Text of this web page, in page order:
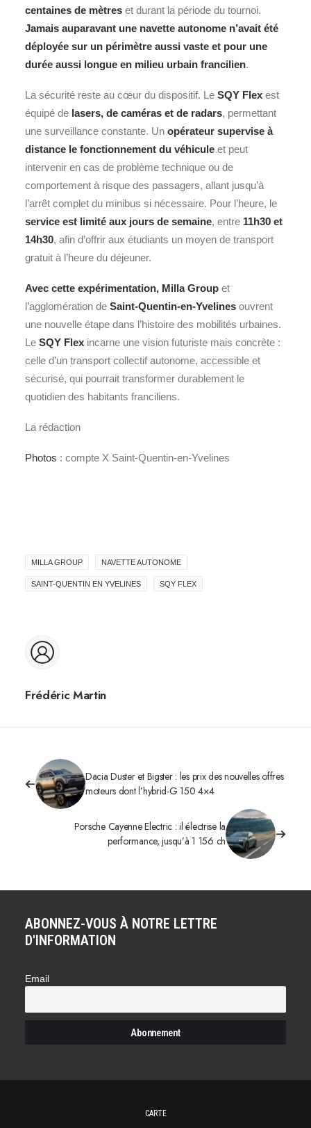
centaines de mètres et durant la période du tournoi.
Jamais auparavant une navette autonome n’avait été
déployée sur un périmètre aussi vaste et pour une
durée aussi longue en milieu urbain francilien.
La sécurité reste au cœur du dispositif. Le SQY Flex est
équipé de lasers, de caméras et de radars, permettant
une surveillance constante. Un opérateur supervise à
distance le fonctionnement du véhicule et peut
intervenir en cas de problème technique ou de
comportement à risque des passagers, allant jusqu’à
l’arrêt complet du minibus si nécessaire. Pour l’heure, le
service est limité aux jours de semaine, entre 11h30 et
14h30, afin d’offrir aux étudiants un moyen de transport
gratuit à l’heure du déjeuner.
Avec cette expérimentation, Milla Group et
l’agglomération de Saint-Quentin-en-Yvelines ouvrent
une nouvelle étape dans l’histoire des mobilités urbaines.
Le SQY Flex incarne une vision futuriste mais concrète :
celle d’un transport collectif autonome, accessible et
sécurisé, qui pourrait transformer durablement le
quotidien des habitants franciliens.
La rédaction
Photos : compte X Saint-Quentin-en-Yvelines
MILLA GROUP NAVETTE AUTONOME
SAINT-QUENTIN EN YVELINES SQY FLEX
Frédéric Martin
Dacia Duster et Bigster : les prix des nouvelles offres
moteurs dont l’hybrid-G 150 4×4
Porsche Cayenne Electric : il électrise la
performance, jusqu’à 1 156 ch
ABONNEZ-VOUS À NOTRE LETTRE
D'INFORMATION
Email
CARTE